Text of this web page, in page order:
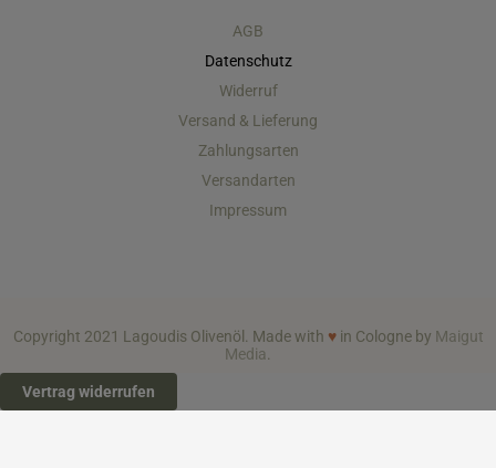
AGB
Datenschutz
Widerruf
Versand & Lieferung
Zahlungsarten
Versandarten
Impressum
Copyright 2021 Lagoudis Olivenöl. Made with ♥in Cologne by Maigut
Media.
Vertrag widerrufen